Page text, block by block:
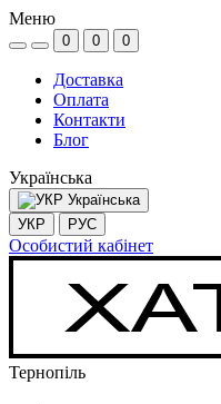
Меню
0 0 0
Доставка
Оплата
Контакти
Блог
Українська
Українська
УКР
РУС
Особистий кабінет
Тернопіль